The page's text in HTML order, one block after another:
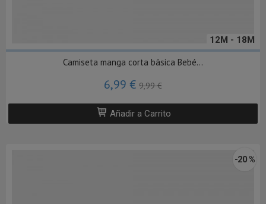
12M - 18M
Camiseta manga corta básica Bebé...
6,99 € 9,99 €
Añadir a Carrito
-20 %